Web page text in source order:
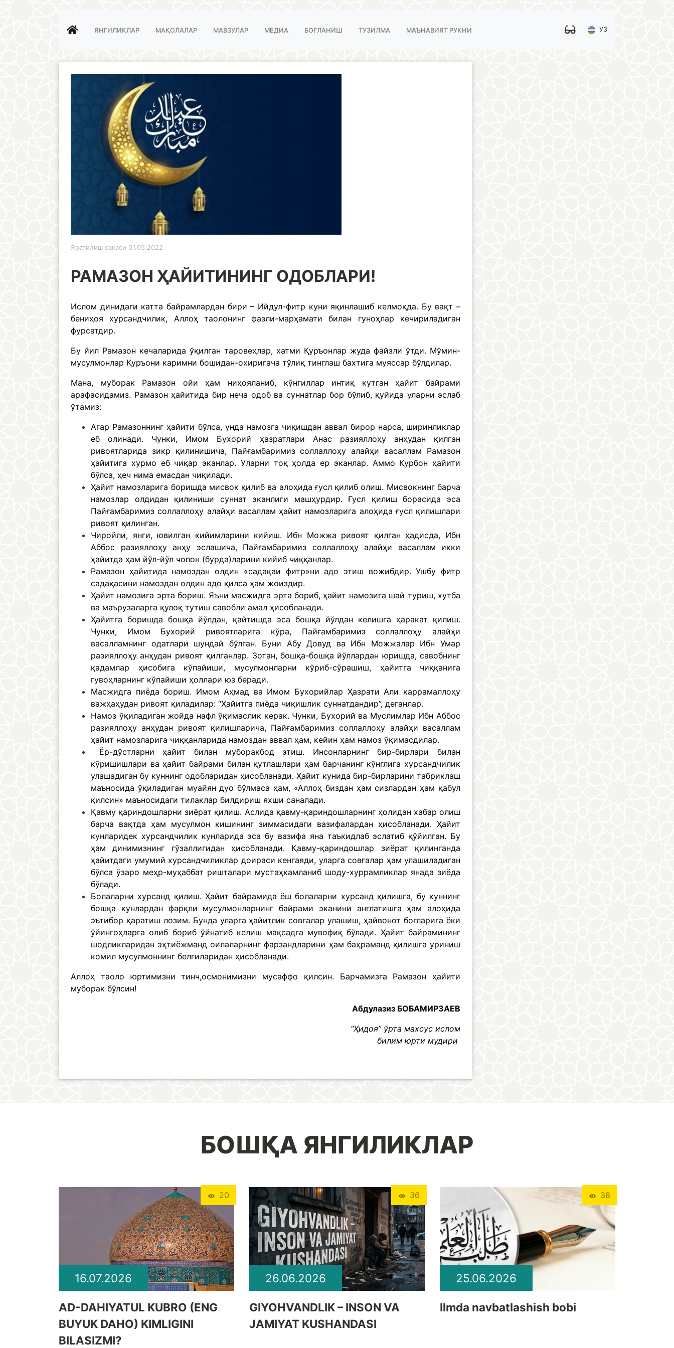
УЗ
ЯНГИЛИКЛАР МАҚОЛАЛАР МАВЗУЛАР МЕДИА БОҒЛАНИШ ТУЗИЛМА МАЪНАВИЯТ РУКНИ
Яратилиш санаси 01.05.2022
РАМАЗОН ҲАЙИТИНИНГ ОДОБЛАРИ!
Ислом динидаги катта байрамлардан бири – Ийдул-фитр куни яқинлашиб келмоқда. Бу вақт –
бениҳоя хурсандчилик, Аллоҳ таолонинг фазли-марҳамати билан гуноҳлар кечириладиган
фурсатдир.
Бу йил Рамазон кечаларида ўқилган таровеҳлар, хатми Қуръонлар жуда файзли ўтди. Мўмин-
мусулмонлар Қуръони каримни бошидан-охиригача тўлиқ тинглаш бахтига муяссар бўлдилар.
Мана, муборак Рамазон ойи ҳам ниҳояланиб, кўнгиллар интиқ кутган ҳайит байрами
арафасидамиз. Рамазон ҳайитида бир неча одоб ва суннатлар бор бўлиб, қуйида уларни эслаб
ўтамиз:
Агар Рамазоннинг ҳайити бўлса, унда намозга чиқишдан аввал бирор нарса, ширинликлар
еб олинади. Чунки, Имом Бухорий ҳазратлари Анас разияллоҳу анҳудан қилган
ривоятларида зикр қилинишича, Пайғамбаримиз соллаллоҳу алайҳи васаллам Рамазон
ҳайитига хурмо еб чиқар эканлар. Уларни тоқ ҳолда ер эканлар. Аммо Қурбон ҳайити
бўлса, ҳеч нима емасдан чиқилади.
Ҳайит намозларига боришда мисвок қилиб ва алоҳида ғусл қилиб олиш. Мисвокнинг барча
намозлар олдидан қилиниши суннат эканлиги машҳурдир. Ғусл қилиш борасида эса
Пайғамбаримиз соллаллоҳу алайҳи васаллам ҳайит намозларига алоҳида ғусл қилишлари
ривоят қилинган.
Чиройли, янги, ювилган кийимларини кийиш. Ибн Можжа ривоят қилган ҳадисда, Ибн
Аббос разияллоҳу анҳу эслашича, Пайғамбаримиз соллаллоҳу алайҳи васаллам икки
ҳайитда ҳам йўл-йўл чопон (бурда)ларини кийиб чиққанлар.
Рамазон ҳайитида намоздан олдин «садақаи фитр»ни адо этиш вожибдир. Ушбу фитр
садақасини намоздан олдин адо қилса ҳам жоиздир.
Ҳайит намозига эрта бориш. Яъни масжидга эрта бориб, ҳайит намозига шай туриш, хутба
ва маърузаларга қулоқ тутиш савобли амал ҳисобланади.
Ҳайитга боришда бошқа йўлдан, қайтишда эса бошқа йўлдан келишга ҳаракат қилиш.
Чунки, Имом Бухорий ривоятларига кўра, Пайғамбаримиз соллаллоҳу алайҳи
васалламнинг одатлари шундай бўлган. Буни Абу Довуд ва Ибн Можжалар Ибн Умар
разияллоҳу анҳудан ривоят қилганлар. Зотан, бошқа-бошқа йўллардан юришда, савобнинг
қадамлар ҳисобига кўпайиши, мусулмонларни кўриб-сўрашиш, ҳайитга чиққанига
гувоҳларнинг кўпайиши ҳоллари юз беради.
Масжидга пиёда бориш. Имом Аҳмад ва Имом Бухорийлар Ҳазрати Али каррамаллоҳу
важҳаҳудан ривоят қиладилар: “Ҳайитга пиёда чиқишлик суннатдандир”, деганлар.
Намоз ўқиладиган жойда нафл ўқимаслик керак. Чунки, Бухорий ва Муслимлар Ибн Аббос
разияллоҳу анҳудан ривоят қилишларича, Пайғамбаримиз соллаллоҳу алайҳи васаллам
ҳайит намозларига чиққанларида намоздан аввал ҳам, кейин ҳам намоз ўқимасдилар.
Ёр-дўстларни ҳайит билан муборакбод этиш. Инсонларнинг бир-бирлари билан
кўришишлари ва ҳайит байрами билан қутлашлари ҳам барчанинг кўнглига хурсандчилик
улашадиган бу куннинг одобларидан ҳисобланади. Ҳайит кунида бир-бирларини табриклаш
маъносида ўқиладиган муайян дуо бўлмаса ҳам, «Аллоҳ биздан ҳам сизлардан ҳам қабул
қилсин» маъносидаги тилаклар билдириш яхши саналади.
Қавму қариндошларни зиёрат қилиш. Аслида қавму-қариндошларнинг ҳолидан хабар олиш
барча вақтда ҳам мусулмон кишининг зиммасидаги вазифалардан ҳисобланади. Ҳайит
кунларидек хурсандчилик кунларида эса бу вазифа яна таъкидлаб эслатиб қўйилган. Бу
ҳам динимизнинг гўзаллигидан ҳисобланади. Қавму-қариндошлар зиёрат қилинганда
ҳайитдаги умумий хурсандчиликлар доираси кенгаяди, уларга совғалар ҳам улашиладиган
бўлса ўзаро меҳр-муҳаббат ришталари мустаҳкамланиб шоду-хуррамликлар янада зиёда
бўлади.
Болаларни хурсанд қилиш. Ҳайит байрамида ёш болаларни хурсанд қилишга, бу куннинг
бошқа кунлардан фарқли мусулмонларнинг байрами эканини англатишга ҳам алоҳида
эътибор қаратиш лозим. Бунда уларга ҳайитлик совғалар улашиш, ҳайвонот боғларига ёки
ўйингоҳларга олиб бориб ўйнатиб келиш мақсадга мувофиқ бўлади. Ҳайит байрамининг
шодликларидан эҳтиёжманд оилаларнинг фарзандларини ҳам баҳраманд қилишга уриниш
комил мусулмоннинг белгиларидан ҳисобланади.
Аллоҳ таоло юртимизни тинч,осмонимизни мусаффо қилсин. Барчамизга Рамазон ҳайити
муборак бўлсин!
Абдулазиз БОБАМИРЗАЕВ
“Ҳидоя” ўрта махсус ислом
билим юрти мудири
БОШҚА ЯНГИЛИКЛАР
20
16.07.2026
​AD-DAHIYATUL KUBRO (ENG
BUYUK DAHO) KIMLIGINI
BILASIZMI?
36
26.06.2026
GIYOHVANDLIK – INSON VA
JAMIYAT KUSHANDASI
38
25.06.2026
Ilmda navbatlashish bobi